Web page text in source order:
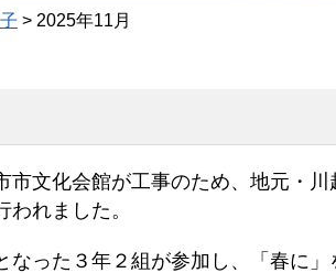
> 2025年11月
市文化会館が工事のため、地元・
われました。
なった３年２組が参加し、「春に